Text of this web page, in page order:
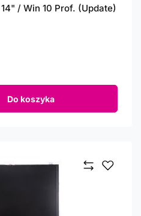
/ Win 10 Prof. (Update)
Do koszyka